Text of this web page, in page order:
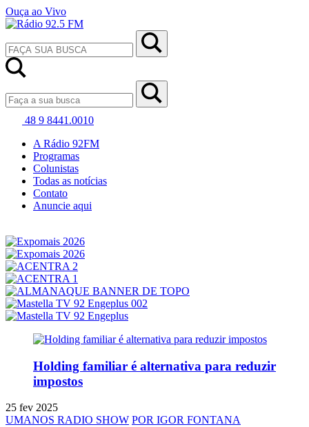
Ouça ao Vivo
48 9 8441.0010
A Rádio 92FM
Programas
Colunistas
Todas as notícias
Contato
Anuncie aqui
Holding familiar é alternativa para reduzir
impostos
25 fev 2025
UMANOS RADIO SHOW POR IGOR FONTANA